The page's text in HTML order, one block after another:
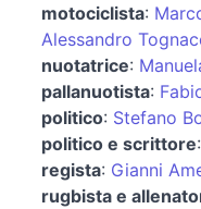
motociclista:
Alessandro
nuotatrice:
pallanuotista:
politico: Stefano
politico e scrittore:
regista: Gianni
rugbista e